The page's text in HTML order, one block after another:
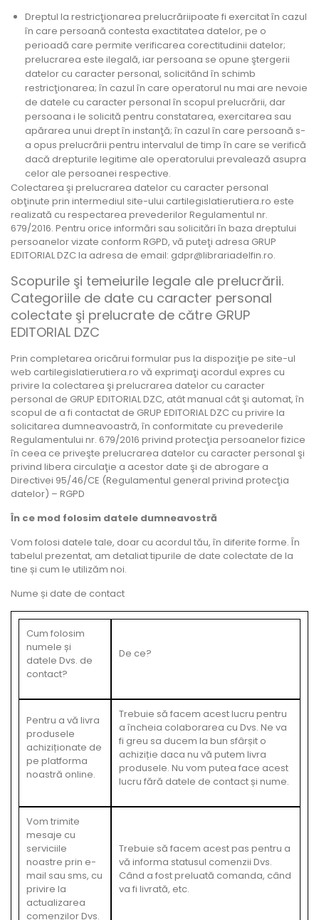
Dreptul la restricţionarea prelucrăriipoate fi exercitat în cazul
în care persoană contesta exactitatea datelor, pe o
perioadă care permite verificarea corectitudinii datelor;
prelucrarea este ilegală, iar persoana se opune ştergerii
datelor cu caracter personal, solicitând în schimb
restricţionarea; în cazul în care operatorul nu mai are nevoie
de datele cu caracter personal în scopul prelucrării, dar
persoana i le solicită pentru constatarea, exercitarea sau
apărarea unui drept în instanţă; în cazul în care persoană s-
a opus prelucrării pentru intervalul de timp în care se verifică
dacă drepturile legitime ale operatorului prevalează asupra
celor ale persoanei respective.
Colectarea şi prelucrarea datelor cu caracter personal
obţinute prin intermediul site-ului cartilegislatierutiera.ro este
realizată cu respectarea prevederilor Regulamentul nr.
679/2016. Pentru orice informări sau solicitări în baza dreptului
persoanelor vizate conform RGPD, vă puteţi adresa GRUP
EDITORIAL DZC la adresa de email: gdpr@librariadelfin.ro.
Scopurile şi temeiurile legale ale prelucrării.
Categoriile de date cu caracter personal
colectate şi prelucrate de către GRUP
EDITORIAL DZC
Prin completarea oricărui formular pus la dispoziţie pe site-ul
web cartilegislatierutiera.ro vă exprimaţi acordul expres cu
privire la colectarea şi prelucrarea datelor cu caracter
personal de GRUP EDITORIAL DZC, atât manual cât şi automat, în
scopul de a fi contactat de GRUP EDITORIAL DZC cu privire la
solicitarea dumneavoastră, în conformitate cu prevederile
Regulamentului nr. 679/2016 privind protecţia persoanelor fizice
în ceea ce priveşte prelucrarea datelor cu caracter personal şi
privind libera circulaţie a acestor date şi de abrogare a
Directivei 95/46/CE (Regulamentul general privind protecţia
datelor) – RGPD
În ce mod folosim datele dumneavostră
Vom folosi datele tale, doar cu acordul tău, în diferite forme. În
tabelul prezentat, am detaliat tipurile de date colectate de la
tine și cum le utilizăm noi.
Nume și date de contact
Cum folosim
numele și
datele Dvs. de
contact?
De ce?
Pentru a vă livra
produsele
achiziționate de
pe platforma
noastră online.
Trebuie să facem acest lucru pentru
a încheia colaborarea cu Dvs. Ne va
fi greu sa ducem la bun sfârșit o
achiziție daca nu vă putem livra
produsele. Nu vom putea face acest
lucru fără datele de contact și nume.
Vom trimite
mesaje cu
serviciile
noastre prin e-
mail sau sms, cu
privire la
actualizarea
comenzilor Dvs.
Trebuie să facem acest pas pentru a
vă informa statusul comenzii Dvs.
Când a fost preluată comanda, când
va fi livrată, etc.